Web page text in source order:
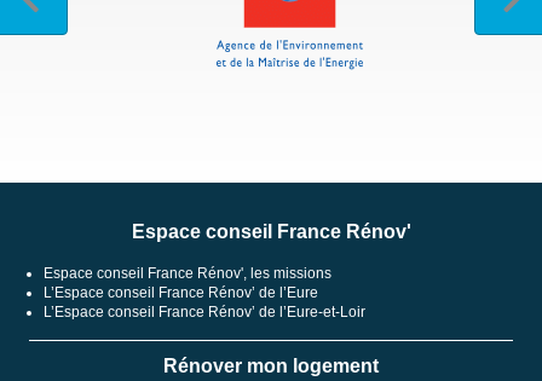
Espace conseil France Rénov'
Espace conseil France Rénov', les missions
L’Espace conseil France Rénov’ de l’Eure
L’Espace conseil France Rénov’ de l’Eure-et-Loir
Rénover mon logement